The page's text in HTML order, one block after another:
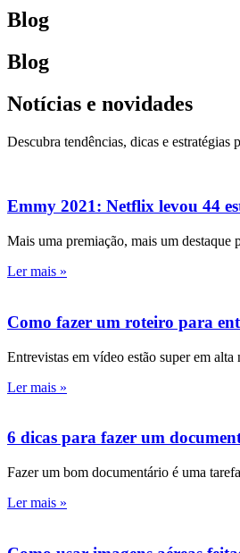
Blog
Blog
Notícias e novidades
Descubra tendências, dicas e
Emmy 2021: Netflix levou 44
Mais uma premiação, mais um destaque
Ler mais »
Como fazer um roteiro para
Entrevistas em vídeo estão super em
Ler mais »
6 dicas para fazer um
Fazer um bom documentário é uma
Ler mais »